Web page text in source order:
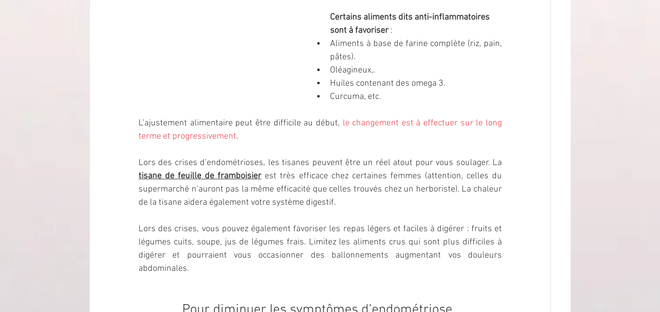
Certains aliments dits anti-inflammatoires
sont à favoriser :
Aliments à base de farine complète (riz, pain,
pâtes).
Oléagineux,.
Huiles contenant des omega 3.
Curcuma, etc.
L’ajustement alimentaire peut être difficile au début, le changement est à effectuer sur le long
terme et progressivement.
tisane de feuille de framboisier est très efficace chez certaines femmes (attention, celles du
supermarché n’auront pas la même efficacité que celles trouvés chez un herboriste). La chaleur
de la tisane aidera également votre système digestif.
Lors des crises, vous pouvez également favoriser les repas légers et faciles à digérer : fruits et
légumes cuits, soupe, jus de légumes frais. Limitez les aliments crus qui sont plus difficiles à
digérer et pourraient vous occasionner des ballonnements augmentant vos douleurs
abdominales.